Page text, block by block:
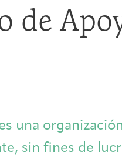
de
una
sin fines de